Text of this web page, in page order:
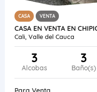
CASA VENTA
Cali, Valle del Cauca
3
Alcobas
3
Baño(s)